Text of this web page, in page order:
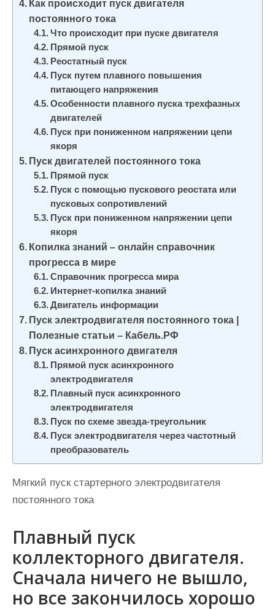
Как происходит пуск двигателя
постоянного тока
Что происходит при пуске двигателя
Прямой пуск
Реостатный пуск
Пуск путем плавного повышения
питающего напряжения
Особенности плавного пуска трехфазных
двигателей
Пуск при пониженном напряжении цепи
якоря
Пуск двигателей постоянного тока
Прямой пуск
Пуск с помощью пускового реостата или
пусковых сопротивлений
Пуск при пониженном напряжении цепи
якоря
Копилка знаний – онлайн справочник
прогресса в мире
Справочник прогресса мира
Интернет-копилка знаний
Двигатель информации
Пуск электродвигателя постоянного тока |
Полезные статьи – Кабель.РФ
Пуск асинхронного двигателя
Прямой пуск асинхронного
электродвигателя
Плавный пуск асинхронного
электродвигателя
Пуск по схеме звезда-треугольник
Пуск электродвигателя через частотный
преобразователь
Мягкий пуск стартерного электродвигателя
постоянного тока
Плавный пуск
коллекторного двигателя.
Сначала ничего не вышло,
но все закончилось хорошо